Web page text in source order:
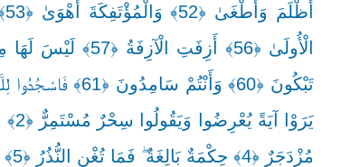
مُزْدَجَرٌ ﴿4﴾ حِكْمَةٌ بَالِغَةٌ ۖ فَمَا تُغْنِ النُّذُرُ ﴿5﴾ فَتَوَلَّ عَنْهُمْ ۘ يَوْمَ يَدْعُ الدَّاعِ إِلَىٰ شَيْءٍ نُكُرٍ ﴿6﴾